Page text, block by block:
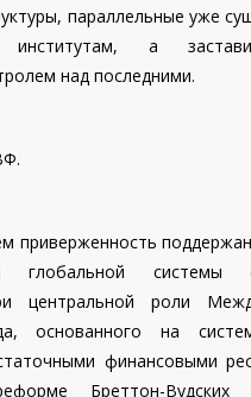
параллельные уже
институтам, а
над последними.
приверженность
глобальной системы
центральной роли
основанного на
финансовыми
Бреттон-Вудских